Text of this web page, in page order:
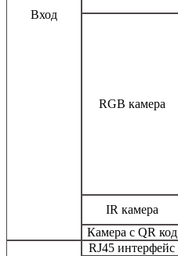
Вход
RGB камера
IR камера
Камера с QR код
RJ45 интерфейс